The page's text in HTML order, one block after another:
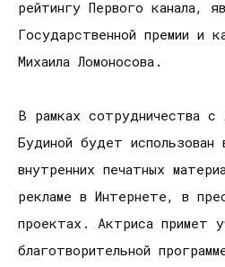
рейтингу Первого канала,
Государственной премии и
Михаила Ломоносова.
В рамках сотрудничества с
Будиной будет использован
внутренних печатных
рекламе в Интернете, в
проектах. Актриса примет
благотворительной